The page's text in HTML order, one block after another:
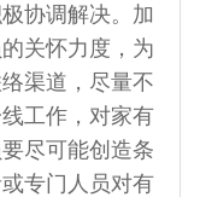
协调解决。加
关怀力度，为
渠道，尽量不
工作，对家有
尽可能创造条
专门人员对有